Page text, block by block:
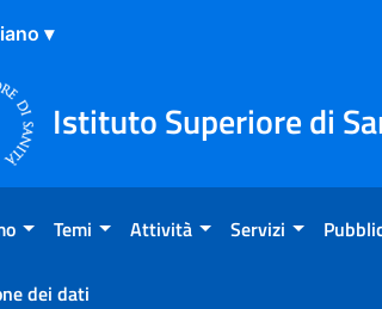
Istituto Superiore di
Temi Attività Servizi
dei dati